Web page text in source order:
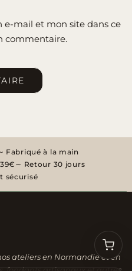
mail et mon site dans ce
commentaire.
Fabriqué à la main
Retour 30 jours
sécurisé
ateliers en Normandie et en